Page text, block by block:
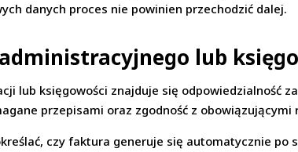
danych proces nie powinien przechodzić dalej.
administracyjnego lub
lub księgowości znajduje się odpowiedzialność
przepisami oraz zgodność z obowiązującymi
czy faktura generuje się automatycznie po